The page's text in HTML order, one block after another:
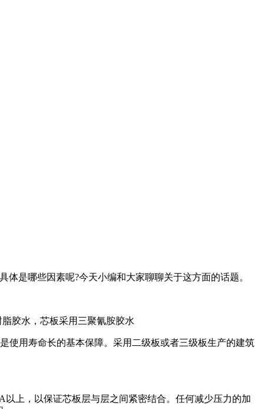
是哪些因素呢?今天小编和大家聊聊关于这方面的话题。
胶水，芯板采用三聚氰胺胶水
使用寿命长的基本保障。采用二级板或者三级板生产的建筑
上，以保证芯板层与层之间紧密结合。任何减少压力的加